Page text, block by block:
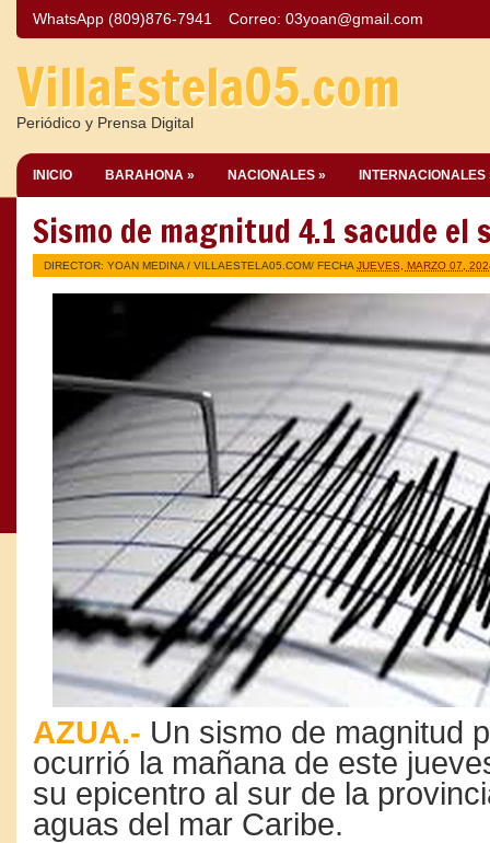
WhatsApp (809)876-7941 Correo: 03yoan@gmail.com
VillaEstela05.com
Periódico y Prensa Digital
INICIO BARAHONA » NACIONALES » INTERNACIONALES
Sismo de magnitud 4.1 sacude el
DIRECTOR: YOAN MEDINA / VILLAESTELA05.COM/ FECHA JUEVES, MARZO 07,
AZUA.- Un sismo de magnitud
ocurrió la mañana de este
su epicentro al sur de la
aguas del mar Caribe.